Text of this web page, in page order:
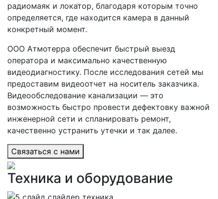
радиомаяк и локатор, благодаря которым точно
определяется, где находится камера в данный
конкретный момент.
ООО Атмотерра обеспечит быстрый выезд
оператора и максимально качественную
видеодиагностику. После исследования сетей мы
предоставим видеоотчет на носитель заказчика.
Видеообследование канализации — это
возможность быстро провести дефектовку важной
инженерной сети и спланировать ремонт,
качественно устранить утечки и так далее.
Cвязаться с нами
Техника и оборудование